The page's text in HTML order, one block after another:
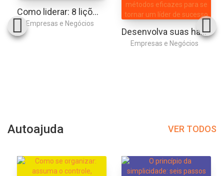
Como liderar: 8 lições para iniciantes
Empresas e Negócios
Desenvolva suas habilidades de liderança: métodos eficazes para se tornar um líder de sucesso
Empresas e Negócios
Autoajuda VER TODOS